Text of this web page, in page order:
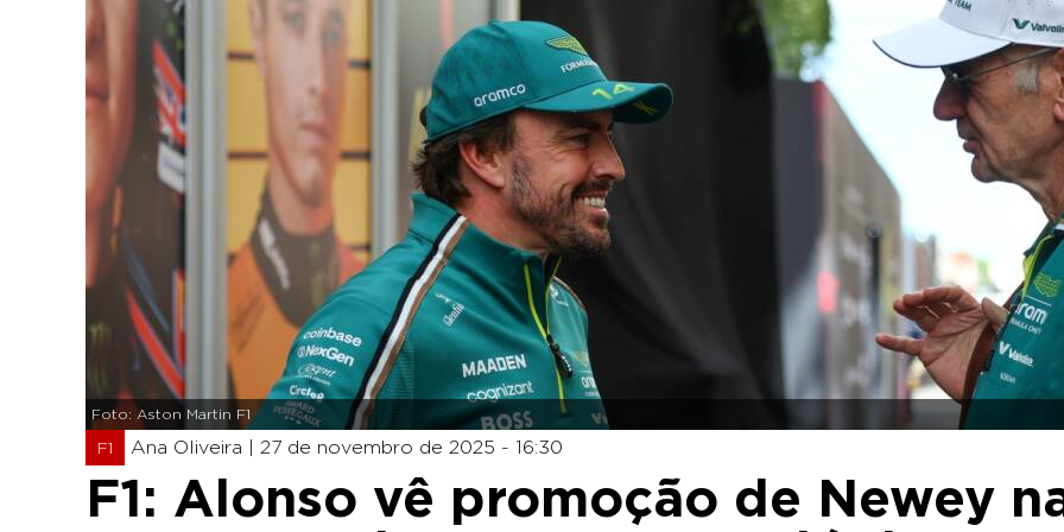
Foto: Aston Martin F1
F1 Ana Oliveira | 27 de novembro de 2025 - 16:30
F1: Alonso vê promoção de Newey